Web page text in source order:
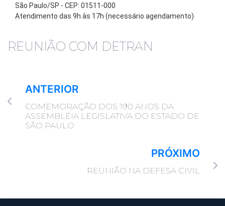
São Paulo/SP - CEP: 01511-000
Atendimento das 9h às 17h (necessário agendamento)
REUNIÃO COM DETRAN
ANTERIOR
COMEMORAÇÃO DOS 190 ANOS DA
ASSEMBLÉIA LEGISLATIVA DO ESTADO DE
SÃO PAULO
PRÓXIMO
REUNIÃO NA DEFESA CIVIL